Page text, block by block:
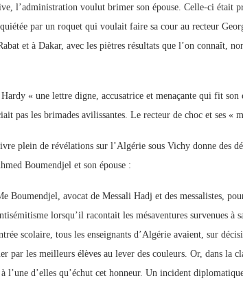
l’administration voulut brimer son épouse. Celle-ci était
par un roquet qui voulait faire sa cour au recteur
et à Dakar, avec les piètres résultats que l’on connaît,
« une lettre digne, accusatrice et menaçante qui fit
pas les brimades avilissantes. Le recteur de choc et ses
plein de révélations sur l’Algérie sous Vichy donne des
Boumendjel et son épouse :
Boumendjel, avocat de Messali Hadj et des messalistes,
lorsqu’il racontait les mésaventures survenues
scolaire, tous les enseignants d’Algérie avaient, sur
par les meilleurs élèves au lever des couleurs. Or, dans la
l’une d’elles qu’échut cet honneur. Un incident